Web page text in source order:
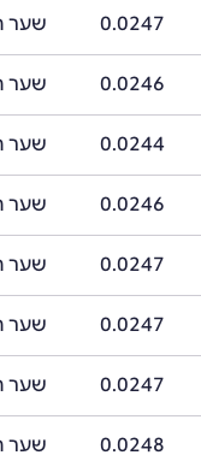
0.0247 שער הגורד
0.0246 שער הגורד
0.0244 שער הגורד
0.0246 שער הגורד
0.0247 שער הגורד
0.0247 שער הגורד
0.0247 שער הגורד
0.0248 שער הגורד